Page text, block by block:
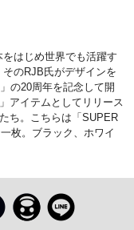
はじめ世界でも活躍す
のRJB氏がデザインを
の20周年を記念して開
アイテムとしてリリース
ち。こちらは「SUPER
枚。ブラック、ホワイ